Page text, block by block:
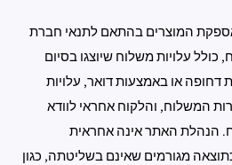
המוצרים בהתאם לתנאי חברת
כולל עלויות משלוח שיוצגו בסיום
או באמצעות דואר, עלויות
המשלוח, והלקוח אחראי לוודא
הנהלת האתר אינה אחראית
מגורמים שאינם בשליטתה, כגון